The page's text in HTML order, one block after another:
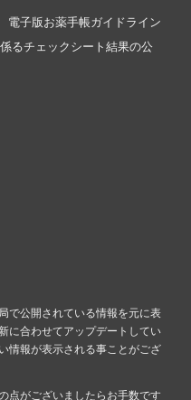
電子版お薬手帳ガイドライン
るチェックシート結果の公
で公開されている情報を元に表
に合わせてアップデートしてい
情報が表示される事ことがござ
点がございましたらお手数です